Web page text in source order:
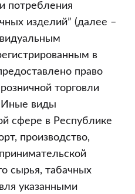
потребления
изделий” (далее –
в
право
торговли
Иные виды
сфере в Республике
производство,
сырья, табачных
указанными